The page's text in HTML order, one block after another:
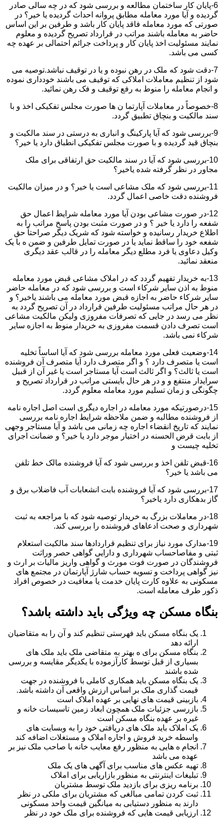
6-پایان کار ساختمان مطالعه و بررسی شود که در چه سالی صادر
گردیده و آیا مورد معامله مطابق پروانه احداث گردیده یا خیر؟ در
صورتی که مورد معامله فاقد پایان کار باشد و طرفین بر این اساس
حاضر به معامله باشند مراتب در قرارداد تصریح گردیده و معلوم
نمایند مسئولیت اخذ پایان کار و پرداخت جرائم احتمالی بر عهده چه
کسی می باشد.
7-دقت شود که ملک در رهن نبوده و یا در توقیف نباشد.توصیه می
شود از تنظیم معاملات املاکی که توقیف می باشند خودداری نموده
و انجام معامله را منوط به رفع توقیف و فک رهن نمائید.
8-خصوصاً در معاملات آپارتما ن ها صورت مجلس تفکیکی اخذ و با
سند مالکیت و بنچاق تطبیق گردد.
9-بررسی شود که آیا پارکینگ و انباری به درستی در سند مالکیت و
بنچاق قید گردیده و با صورت مجلس تفکیکی انطباق دارد یا خیر؟
10-بررسی شود که آیا در سند مالکیت حق ارتفاقی برای ملک
مجاور در نظر گرفته شده یاخیر؟
11-بررسی شود که ملک مشاعی است یا خیر؟ و در میزان مالکیت
فروشنده دقت خاصی اعمال گردد.
12-در صورت مشاعی بودن آیا مورد معامله شرایط اعمال حق
شفعه را دارد یا خیر ؟ و در صورت مثبت بودن پاسخ مراتب را به
اطلاع خریدار رسانیده و خواسته شود که شریک دیگر صراحتاً حق
شفعه خود را ساقط نماید یا در صورت تمایل طرفین و ضمن ه با یک
وکیل دعاوی یا فرد مطلع دیگر معامله را در قالب عقد دیگری
منعقد نمائید.
13-به خریدار تفهیم گردد که در املاک مشاعی قبض مورد معامله
منوط به اذن سایر شرکاء است و بررسی شود که در معامله حاضر
سایر شرکاء حاضر به اجازه قبض مورد معامله می باشند یاخیر؟ و
در هر حال مراتب مسئولیت طرفین قرارداد در آن تصریح گردد به
نظر می رسد در جایی که تصرفات مفروزی ولیکن مالکیت مشاعی
است تصرف دادن قسمت مفروزی به خریدار منوط به اجازه سایر
شرکاء نمی باشد.
14-وضعیت فعلی مورد معامله بررسی شود که آیا اساساً تخلیه
است یا متصرف دارد ؟ و اگر متصرف دارد آیا متصرف آن فروشنده
است یا ثالث؟ و اگر ثالث است آیا مستاجر است یا غیر آن از قبیل
سرایدار منتفع و و در هر حال بایستی مراتب در قرارداد تصریح و
چگونگی و زمان تسلیم مورد معامله معلوم گردد.
15-درصورتیکه مورد معامله در اجاره دیگری است اصل اجاره نامه
از فروشنده مطالبه و ضمن ملاحظه شرایط اجاره نامه بررسی
نمایند که تاریخ انقضاء اجاره چه زمانی می باشد و آیا مستاجر وجهی
از بابت قرض الحسنه در اختیار موجر دارد یا خیر؟ و ضمانت اجرای
تخلیه چیست و
16-قبض تلفن اخذ و بررسی شود که آیا فروشنده مالک خط تلفن
می باشد یا خیر؟
17-بررسی شود که آیا فروشنده بابت انشعابات آب فاضلاب برق و
گاز بدهکاری دارد یاخیر؟
18-در معاملات بزرگ به خریدار توصیه شود که با مراجعه به ثبت
شهرداری و صحت ادعاهای فروشنده را بررسی کند.
19-مدارک مورد نیاز برای تنظیم قراردادها سند مالکیت استعلام
ثبتی و مفاصاحساب شهرداری و دارایی گواهی حصر وراثت
فروشندگان در صورت فوت مورث و گواهی واریز مالیات بر ارث و
نیز گواهی پرداخت و تسویه حساب شارژ آپارتمان در مجتمع های
مسکونی به علاوه کارت پایان خدمت یا معافیت در خصوص افراد
ذکور طرف معامله است.
بنگاه مسکن چه ویژگی باید داشته باشد؟
یک بنگاه مسکن باید فهرستی تنظیم کند و آن را به متقاضیان
ارائه دهد
بنگاه مسکن برای ه بهتر به متقاضی ملک باید ملک های
بسیاری از قبل توسط کارآزموده با یکدیگر مقایسه و بررسی
شده باشند
یک بنگاه مسکن باید همکاری کاملی با فروشنده در جهت
قیمت گذاری ملک بر اساس ارزش واقعی آن داشته باشد.
بازبینی قیمت های نهایی بر عهده املاک است
بازرسی جزئیات ملک همچون ابعاد زمین تاسیسات خانه و
غیره بر عهده بنگاه مسکن است
یک املاک باید ملک های دریافتی خود را به وبسایت های
واسطه خرید فروش و اجاره املاک و مستغلات اضافه کند
انجام ه هایی به منظور رفع معایب خانه با صاحب ملک نیز بر
عهده می باشد
تهیه عکس های مناسب برای آگهی های یک ملک
تبلیغات اینترنتی به منظور بازاریابی برای املاک
برنامه ریزی برای بازدید ملک توسط مشتریان
ثبت کردن تمامی مبالغی که مشتریان برای ملکی در نظر
دارند به منظور دستیابی به میانگین قیمت واحد مسکونی
ارزیابی قیمت هایی که فروشنده برای ملک خود در نظر